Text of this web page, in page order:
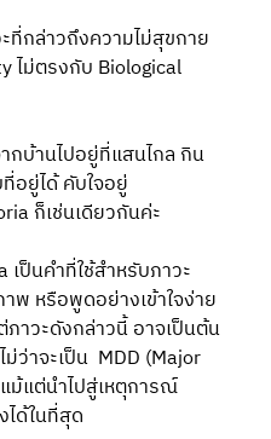
ที่กล่าวถึงความไม่สุขกาย
ไม่ตรงกับ Biological
กบ้านไปอยู่ที่แสนไกล กิน
อยู่ได้ คับใจอยู่
ก็เช่นเดียวกันค่ะ
เป็นคำที่ใช้สำหรับภาวะ
พ หรือพูดอย่างเข้าใจง่าย
ภาวะดังกล่าวนี้ อาจเป็นต้น
ว่าจะเป็น  MDD (Major
ม้แต่นำไปสู่เหตุการณ์
ได้ในที่สุด